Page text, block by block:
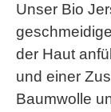
Unser Bio
der Haut
und einer
Baumwolle